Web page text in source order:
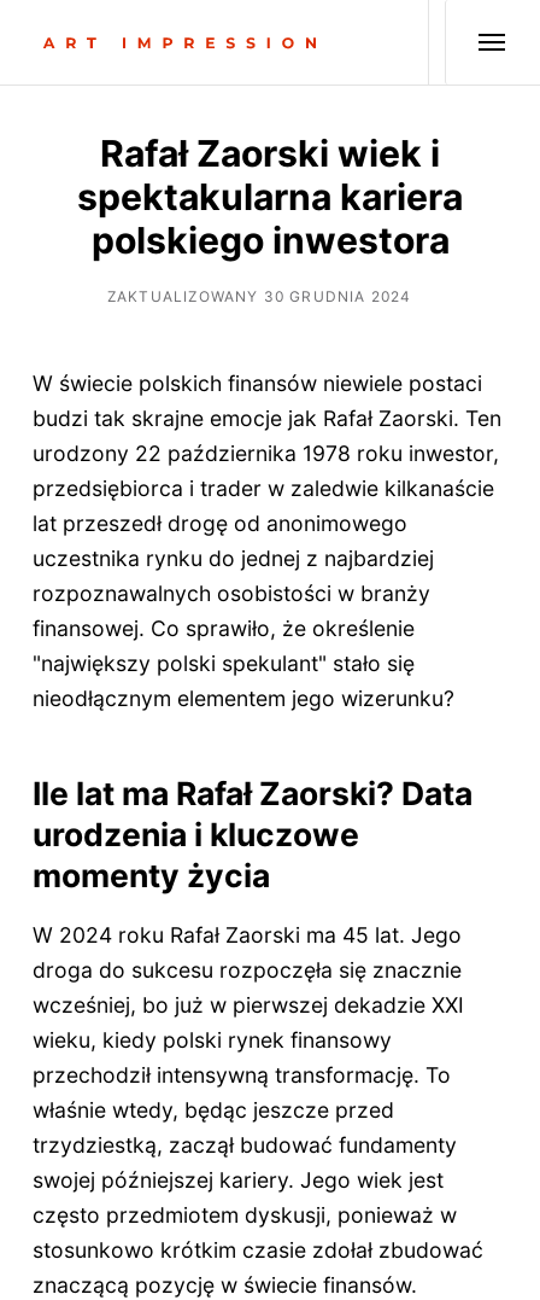
Rafał Zaorski wiek i
spektakularna kariera
polskiego inwestora
ZAKTUALIZOWANY 30 GRUDNIA 2024
W świecie polskich finansów niewiele postaci
budzi tak skrajne emocje jak Rafał Zaorski. Ten
urodzony 22 października 1978 roku inwestor,
przedsiębiorca i trader w zaledwie kilkanaście
lat przeszedł drogę od anonimowego
uczestnika rynku do jednej z najbardziej
rozpoznawalnych osobistości w branży
finansowej. Co sprawiło, że określenie
"największy polski spekulant" stało się
nieodłącznym elementem jego wizerunku?
Ile lat ma Rafał Zaorski? Data
urodzenia i kluczowe
momenty życia
W 2024 roku Rafał Zaorski ma 45 lat. Jego
droga do sukcesu rozpoczęła się znacznie
wcześniej, bo już w pierwszej dekadzie XXI
wieku, kiedy polski rynek finansowy
przechodził intensywną transformację. To
właśnie wtedy, będąc jeszcze przed
trzydziestką, zaczął budować fundamenty
swojej późniejszej kariery. Jego wiek jest
często przedmiotem dyskusji, ponieważ w
stosunkowo krótkim czasie zdołał zbudować
znaczącą pozycję w świecie finansów.